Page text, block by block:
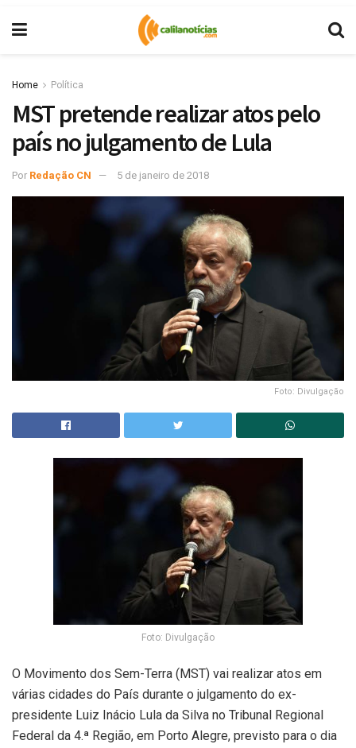
Home Política
MST pretende realizar atos pelo
país no julgamento de Lula
Por Redação CN 5 de janeiro de 2018
Foto: Divulgação
Foto: Divulgação
O Movimento dos Sem-Terra (MST) vai realizar atos em
várias cidades do País durante o julgamento do ex-
presidente Luiz Inácio Lula da Silva no Tribunal Regional
Federal da 4.ª Região, em Porto Alegre, previsto para o dia